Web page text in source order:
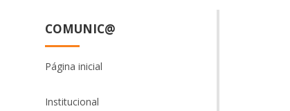
COMUNIC@
Página inicial
Institucional